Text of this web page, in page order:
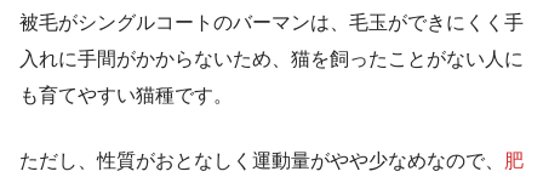
被毛がシングルコートのバーマンは、毛玉ができにくく手
入れに手間がかからないため、猫を飼ったことがない人に
も育てやすい猫種です。
ただし、性質がおとなしく運動量がやや少なめなので、 肥